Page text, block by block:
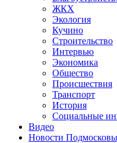
ЖКХ
Экология
Кучино
Строительство
Интервью
Экономика
Общество
Происшествия
Транспорт
История
Социальные
Видео
Новости